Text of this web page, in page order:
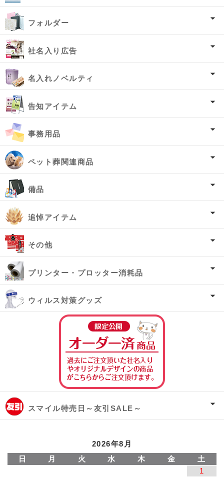
フォルダー
社名入り広告
名入れノベルティ
告知アイテム
事務用品
ペット葬関連商品
備品
追悼アイテム
その他
プリンター・プロッター消耗品
ウィルス対策グッズ
スマイル特売日～友引SALE～
2026年8月
日
月 火 水 木 金
土
1